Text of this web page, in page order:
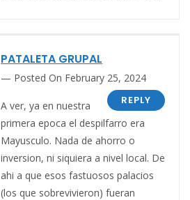
PATALETA GRUPAL
Posted On February 25, 2024
REPLY
A ver, ya en nuestra
primera epoca el despilfarro era
Mayusculo. Nada de ahorro o
inversion, ni siquiera a nivel local. De
ahi a que esos fastuosos palacios
(los que sobrevivieron) fueran